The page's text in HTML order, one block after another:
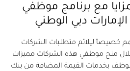
مع برنامج موظفي
دبي الوطني
خصيصاً ليلائم متطلبات الشركات
منح موظفي هذه الشركات مميزات
بخدمات القيمة المضافة من بنك